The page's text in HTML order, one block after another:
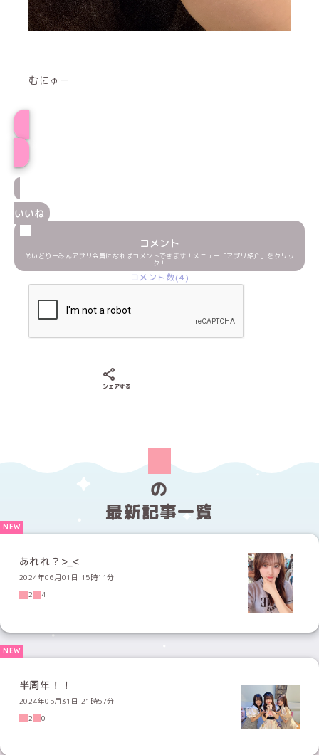
むにゅー
いいね
コメント
めいどりーみんアプリ会員になればコメントできます！メニュー「アプリ紹介」をクリッ
ク！
コメント数(4)
シェアする
の
最新記事一覧
あれれ？>_<
2024年06月01日 15時11分
2
4
半周年！！
2024年05月31日 21時57分
2
0